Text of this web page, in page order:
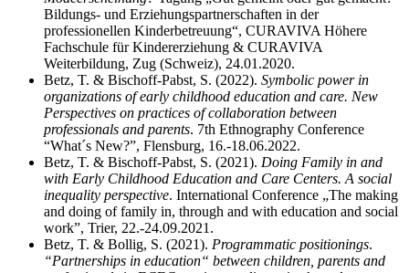
Bildungs- und Erziehungspartnerschaften in der
professionellen Kinderbetreuung“, CURAVIVA Höhere
Fachschule für Kindererziehung & CURAVIVA
Weiterbildung, Zug (Schweiz), 24.01.2020.
Betz, T. & Bischoff-Pabst, S. (2022). Symbolic power in
organizations of early childhood education and care. New
Perspectives on practices of collaboration between
professionals and parents. 7th Ethnography Conference
“What´s New?”, Flensburg, 16.-18.06.2022.
Betz, T. & Bischoff-Pabst, S. (2021). Doing Family in and
with Early Childhood Education and Care Centers. A social
inequality perspective. International Conference „The making
and doing of family in, through and with education and social
work”, Trier, 22.-24.09.2021.
Betz, T. & Bollig, S. (2021). Programmatic positionings.
“Partnerships in education“ between children, parents and